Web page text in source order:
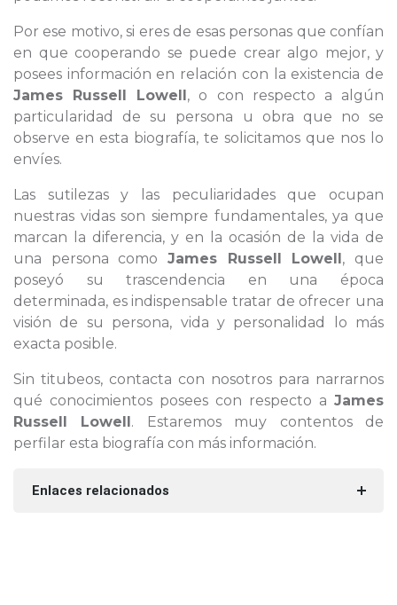
Por ese motivo, si eres de esas personas que confían
en que cooperando se puede crear algo mejor, y
posees información en relación con la existencia de
James Russell Lowell, o con respecto a algún
particularidad de su persona u obra que no se
observe en esta biografía, te solicitamos que nos lo
envíes.
Las sutilezas y las peculiaridades que ocupan
nuestras vidas son siempre fundamentales, ya que
marcan la diferencia, y en la ocasión de la vida de
una persona como James Russell Lowell, que
poseyó su trascendencia en una época
determinada, es indispensable tratar de ofrecer una
visión de su persona, vida y personalidad lo más
exacta posible.
Sin titubeos, contacta con nosotros para narrarnos
qué conocimientos posees con respecto a James
Russell Lowell. Estaremos muy contentos de
perfilar esta biografía con más información.
Enlaces relacionados